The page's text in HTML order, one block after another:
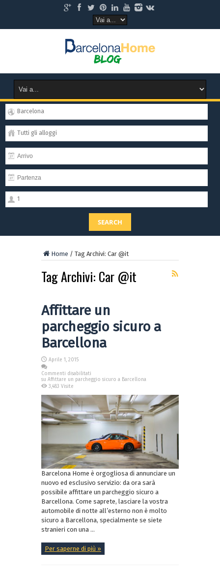
Barcelona
Tutti gli alloggi
1
SEARCH
Home / Tag Archivi: Car @it
Tag Archivi: Car @it
Affittare un
parcheggio sicuro a
Barcellona
Aprile 1, 2015
Commenti disabilitati
su Affittare un parcheggio sicuro a Barcellona
3,483 Visite
Barcelona Home è orgogliosa di annunciare un
nuovo ed esclusivo servizio: da ora sarà
possibile affittare un parcheggio sicuro a
Barcellona. Come saprete, lasciare la vostra
automobile di notte all’esterno non è molto
sicuro a Barcellona, specialmente se siete
stranieri con una ...
Per saperne di più »